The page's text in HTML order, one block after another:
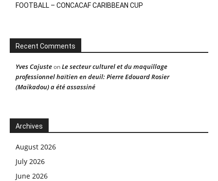
FOOTBALL – CONCACAF CARIBBEAN CUP
Recent Comments
Yves CajusteonLe secteur culturel et du maquillage
professionnel haïtien en deuil: Pierre Edouard Rosier
(Maikadou) a été assassiné
Archives
August 2026
July 2026
June 2026